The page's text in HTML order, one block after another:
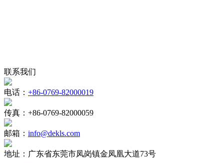
联系我们
电话： +86-0769-82000019
传真： +86-0769-82000059
邮箱： info@dekls.com
地址： 广东省东莞市凤岗镇金凤凰大道73号